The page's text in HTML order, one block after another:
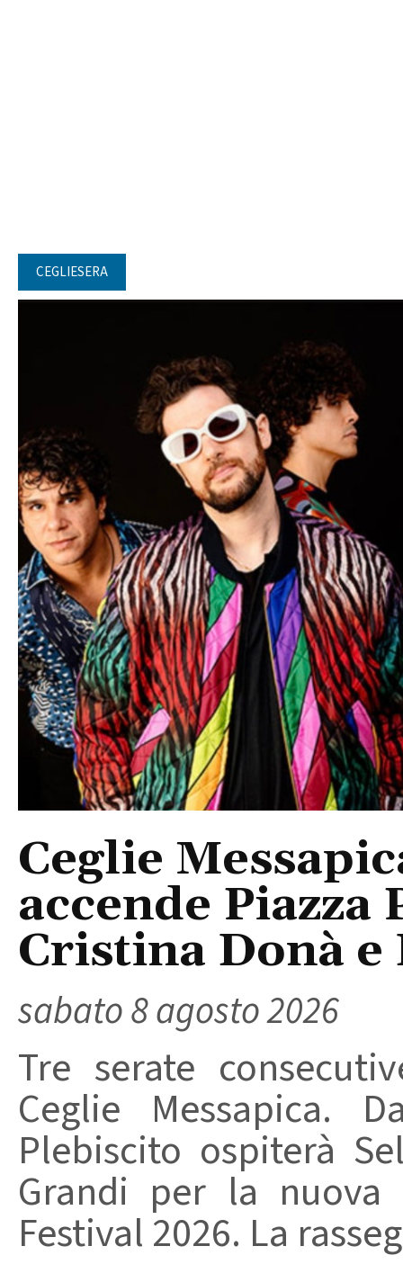
CEGLIESERA
Ceglie
accende
Cristina Donà
sabato 8 agosto 2026
Tre serate
Ceglie Messapica.
Plebiscito ospiterà
Grandi per la
Festival 2026. La